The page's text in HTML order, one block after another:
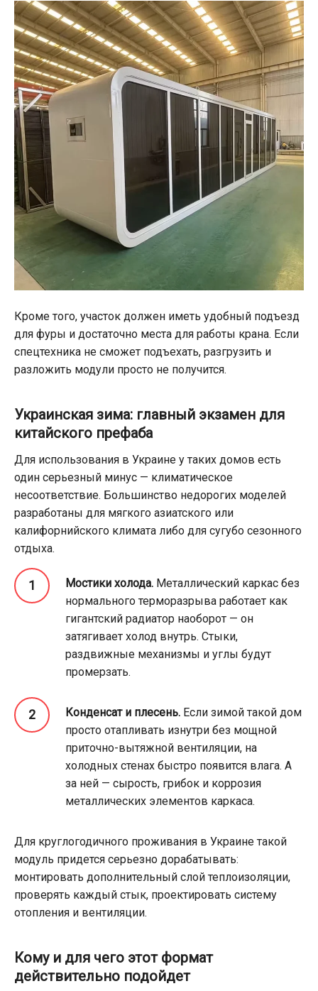
Кроме того, участок должен иметь удобный подъезд
для фуры и достаточно места для работы крана. Если
спецтехника не сможет подъехать, разгрузить и
разложить модули просто не получится.
Украинская зима: главный экзамен для
китайского префаба
Для использования в Украине у таких домов есть
один серьезный минус — климатическое
несоответствие. Большинство недорогих моделей
разработаны для мягкого азиатского или
калифорнийского климата либо для сугубо сезонного
отдыха.
Мостики холода. Металлический каркас без
нормального терморазрыва работает как
гигантский радиатор наоборот — он
затягивает холод внутрь. Стыки,
раздвижные механизмы и углы будут
промерзать.
Конденсат и плесень. Если зимой такой дом
просто отапливать изнутри без мощной
приточно-вытяжной вентиляции, на
холодных стенах быстро появится влага. А
за ней — сырость, грибок и коррозия
металлических элементов каркаса.
Для круглогодичного проживания в Украине такой
модуль придется серьезно дорабатывать:
монтировать дополнительный слой теплоизоляции,
проверять каждый стык, проектировать систему
отопления и вентиляции.
Кому и для чего этот формат
действительно подойдет